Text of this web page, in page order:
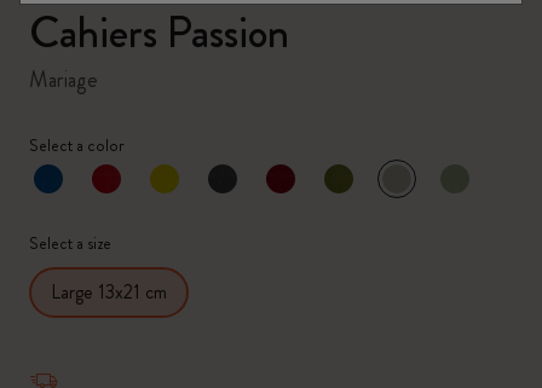
Cahiers Passion
Mariage
Select a color
sélectionné
*Couleur sélectionnée
Select a size
Large 13x21 cm